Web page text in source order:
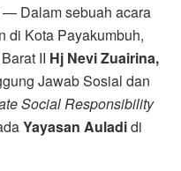
— Dalam sebuah acara
di Kota Payakumbuh,
II Hj Nevi Zuairina,
Jawab Sosial dan
Social Responsibility
Yayasan Auladidi